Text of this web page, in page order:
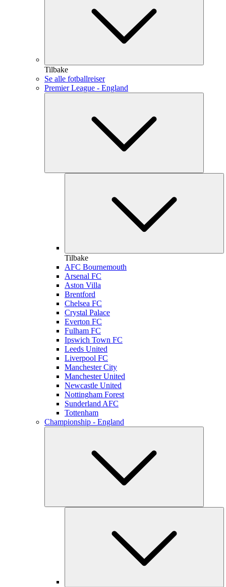
Tilbake
Se alle fotballreiser
Premier League - England
Tilbake
AFC Bournemouth
Arsenal FC
Aston Villa
Brentford
Chelsea FC
Crystal Palace
Everton FC
Fulham FC
Ipswich Town FC
Leeds United
Liverpool FC
Manchester City
Manchester United
Newcastle United
Nottingham Forest
Sunderland AFC
Tottenham
Championship - England